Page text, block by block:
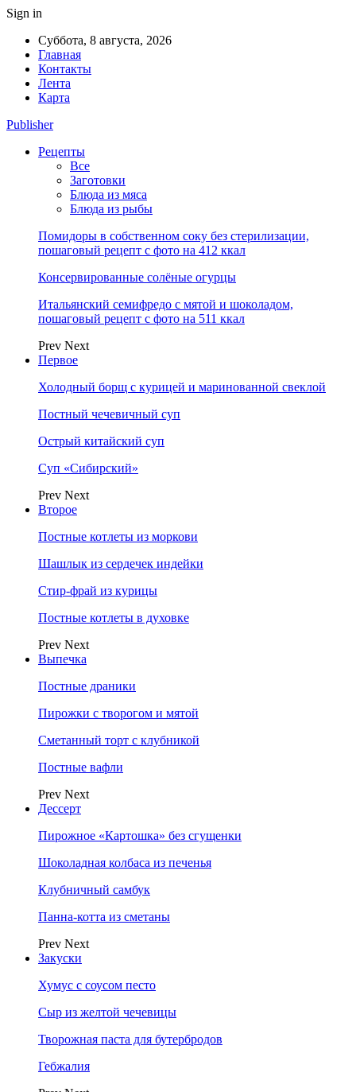
Sign in
Суббота, 8 августа, 2026
Главная
Контакты
Лента
Карта
Publisher
Рецепты
Все
Заготовки
Блюда из мяса
Блюда из рыбы
Помидоры в собственном соку без стерилизации,
пошаговый рецепт с фото на 412 ккал
Консервированные солёные огурцы
Итальянский семифредо с мятой и шоколадом,
пошаговый рецепт с фото на 511 ккал
Prev Next
Первое
Холодный борщ с курицей и маринованной свеклой
Постный чечевичный суп
Острый китайский суп
Суп «Сибирский»
Prev Next
Второе
Постные котлеты из моркови
Шашлык из сердечек индейки
Стир-фрай из курицы
Постные котлеты в духовке
Prev Next
Выпечка
Постные драники
Пирожки с творогом и мятой
Сметанный торт с клубникой
Постные вафли
Prev Next
Дессерт
Пирожное «Картошка» без сгущенки
Шоколадная колбаса из печенья
Клубничный самбук
Панна-котта из сметаны
Prev Next
Закуски
Хумус с соусом песто
Сыр из желтой чечевицы
Творожная паста для бутербродов
Гебжалия